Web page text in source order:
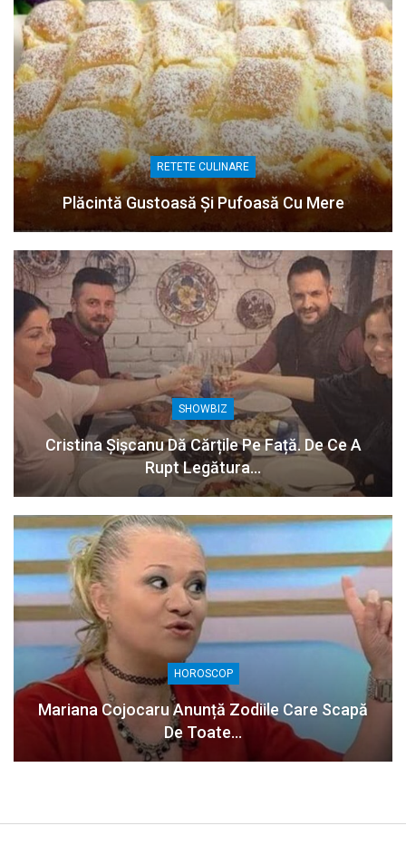
RETETE CULINARE
Plăcintă Gustoasă Și Pufoasă Cu Mere
SHOWBIZ
Cristina Șișcanu Dă Cărțile Pe Față. De Ce A
Rupt Legătura…
HOROSCOP
Mariana Cojocaru Anunță Zodiile Care Scapă
De Toate…